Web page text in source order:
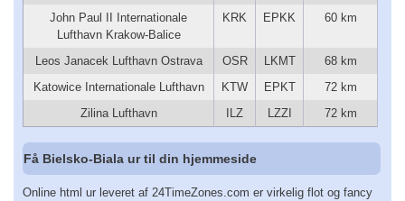
John Paul II Internationale
Lufthavn Krakow-Balice
KRK EPKK 60 km
Leos Janacek Lufthavn Ostrava OSR LKMT
68 km
Katowice Internationale Lufthavn
KTW EPKT
72 km
Zilina Lufthavn
ILZ LZZI 72 km
Få Bielsko-Biala ur til din hjemmeside
Online html ur leveret af 24TimeZones.com er virkelig flot og fancy